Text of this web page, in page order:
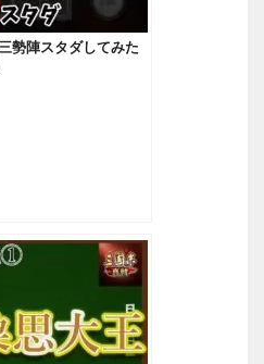
勢陣スタダしてみた